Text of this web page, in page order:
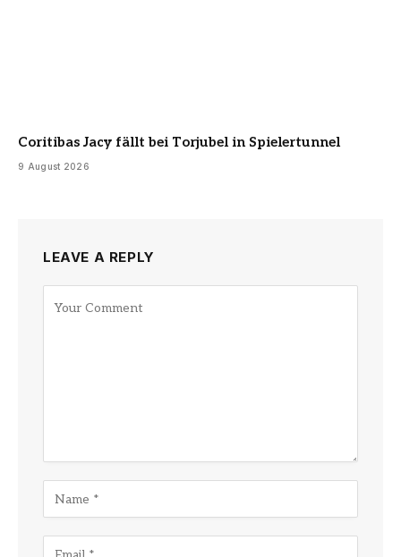
Coritibas Jacy fällt bei Torjubel in Spielertunnel
9 August 2026
LEAVE A REPLY